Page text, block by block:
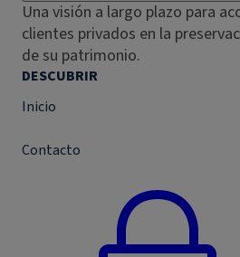
Una visión a largo plazo para
clientes privados en la
de su patrimonio.
DESCUBRIR
Inicio
Contacto